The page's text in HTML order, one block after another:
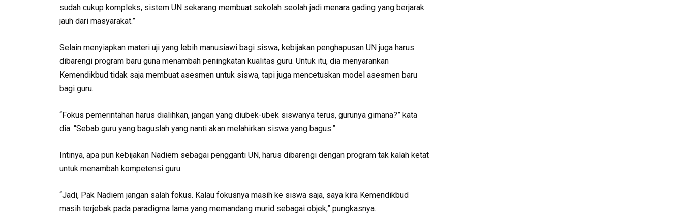
sudah cukup kompleks, sistem UN sekarang membuat sekolah seolah jadi menara gading yang berjarak
jauh dari masyarakat.”
Selain menyiapkan materi uji yang lebih manusiawi bagi siswa, kebijakan penghapusan UN juga harus
dibarengi program baru guna menambah peningkatan kualitas guru. Untuk itu, dia menyarankan
Kemendikbud tidak saja membuat asesmen untuk siswa, tapi juga mencetuskan model asesmen baru
bagi guru.
“Fokus pemerintahan harus dialihkan, jangan yang diubek-ubek siswanya terus, gurunya gimana?” kata
dia. “Sebab guru yang baguslah yang nanti akan melahirkan siswa yang bagus.”
Intinya, apa pun kebijakan Nadiem sebagai pengganti UN, harus dibarengi dengan program tak kalah ketat
untuk menambah kompetensi guru.
“Jadi, Pak Nadiem jangan salah fokus. Kalau fokusnya masih ke siswa saja, saya kira Kemendikbud
masih terjebak pada paradigma lama yang memandang murid sebagai objek,” pungkasnya.